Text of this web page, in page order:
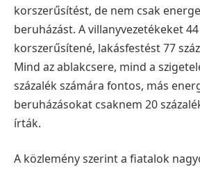
korszerűsítést, de nem csak
beruházást. A villanyvezetékeket 44
korszerűsítené, lakásfestést 77
Mind az ablakcsere, mind a
százalék számára fontos, más
beruházásokat csaknem 20
írták.
A közlemény szerint a fiatalok